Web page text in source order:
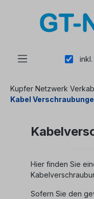
inkl.
Kupfer Netzwerk
Kabel
Hier finden Sie
Sofern Sie den